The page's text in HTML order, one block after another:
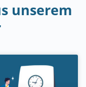
unserem